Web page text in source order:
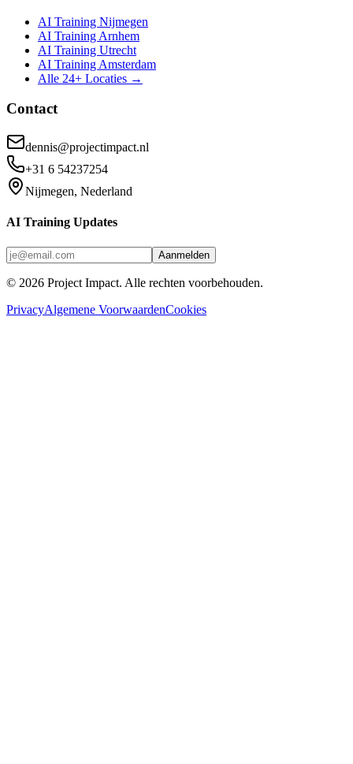
AI Training Nijmegen
AI Training Arnhem
AI Training Utrecht
AI Training Amsterdam
Alle 24+ Locaties →
Contact
dennis@projectimpact.nl
+31 6 54237254
Nijmegen, Nederland
AI Training Updates
Aanmelden
© 2026 Project Impact. Alle rechten voorbehouden.
PrivacyAlgemene VoorwaardenCookies